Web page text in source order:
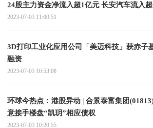
24股主力资金净流入超1亿元 长安汽车流入
2023-07-03 11:00:51
3D打印工业化应用公司「美迈科技」获赤子
融资
2023-07-03 10:53:08
环球今热点：港股异动 | 合景泰富集团
意接手楼盘“凯玥”相应债权
2023-07-03 10:20:55